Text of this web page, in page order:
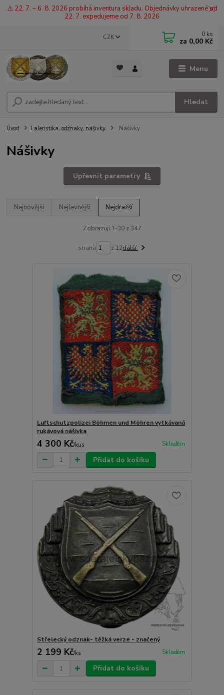
⚠️ 22. 7. – 6. 8. 2026 probíhá inventura skladu. Objednávky uhrazené od
22. 7. expedujeme od 7. 8. 2026
Menu
CZK
Hledat
0 ks
za 0,00 Kč
Úvod Faleristika, odznaky, nášivky Nášivky
Nášivky
Upřesnit parametry
Nejnovější Nejlevnější Nejdražší
Zobrazuji 1-30 z 347
strana z 12další
Luftschutzpolizei Böhmen und Möhren vytkávaná
rukávová nášivka
4 300 Kč/kus Skladem
Přidat do košíku
Střelecký odznak- těžká verze - značený
2 199 Kč/ks Skladem
Přidat do košíku